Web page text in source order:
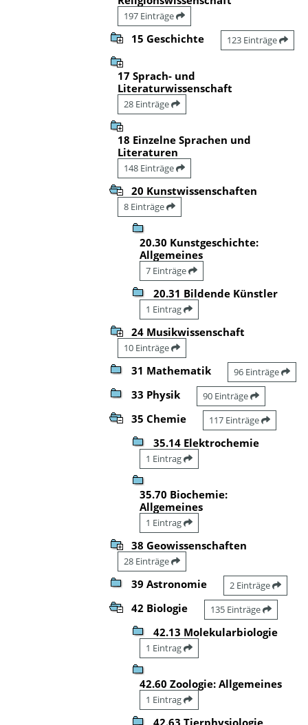
197 Einträge
15 Geschichte 123 Einträge
17 Sprach- und
Literaturwissenschaft
28 Einträge
18 Einzelne Sprachen und
Literaturen
148 Einträge
20 Kunstwissenschaften
8 Einträge
20.30 Kunstgeschichte:
Allgemeines
7 Einträge
20.31 Bildende Künstler
1 Eintrag
24 Musikwissenschaft
10 Einträge
31 Mathematik 96 Einträge
33 Physik 90 Einträge
35 Chemie 117 Einträge
35.14 Elektrochemie
1 Eintrag
35.70 Biochemie:
Allgemeines
1 Eintrag
38 Geowissenschaften
28 Einträge
39 Astronomie 2 Einträge
42 Biologie 135 Einträge
42.13 Molekularbiologie
1 Eintrag
42.60 Zoologie: Allgemeines
1 Eintrag
42.63 Tierphysiologie